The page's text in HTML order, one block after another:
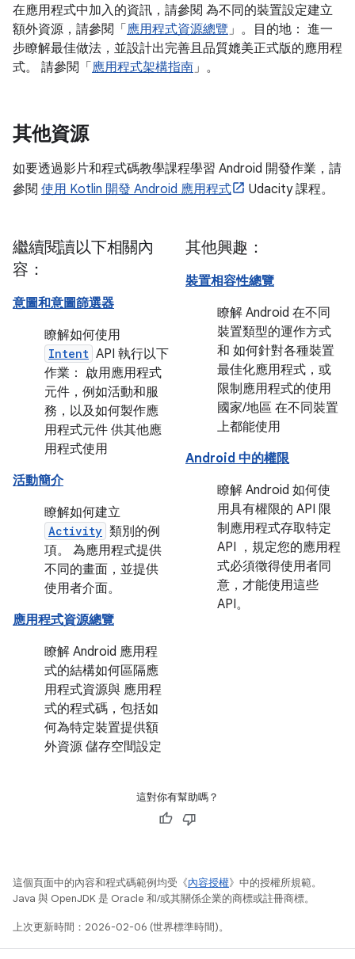
在應用程式中加入的資訊，請參閱 為不同的裝置設定建立
額外資源，請參閱「 應用程式資源總覽」。目的地： 進一
步瞭解最佳做法，並設計出完善且品質媲美正式版的應用程
式。 請參閱「 應用程式架構指南」。
其他資源
如要透過影片和程式碼教學課程學習 Android 開發作業，請
參閱 使用 Kotlin 開發 Android 應用程式 Udacity 課程。
繼續閱讀以下相關內
容：
意圖和意圖篩選器
瞭解如何使用
Intent API 執行以下
作業： 啟用應用程式
元件，例如活動和服
務，以及如何製作應
用程式元件 供其他應
用程式使用
活動簡介
瞭解如何建立
Activity 類別的例
項。 為應用程式提供
不同的畫面，並提供
使用者介面。
應用程式資源總覽
瞭解 Android 應用程
式的結構如何區隔應
用程式資源與 應用程
式的程式碼，包括如
何為特定裝置提供額
外資源 儲存空間設定
其他興趣：
裝置相容性總覽
瞭解 Android 在不同
裝置類型的運作方式
和 如何針對各種裝置
最佳化應用程式，或
限制應用程式的使用
國家/地區 在不同裝置
上都能使用
Android 中的權限
瞭解 Android 如何使
用具有權限的 API 限
制應用程式存取特定
API ，規定您的應用程
式必須徵得使用者同
意，才能使用這些
API。
這對你有幫助嗎？
這個頁面中的內容和程式碼範例均受《內容授權》中的授權所規範。
Java 與 OpenJDK 是 Oracle 和/或其關係企業的商標或註冊商標。
上次更新時間：2026-02-06 (世界標準時間)。